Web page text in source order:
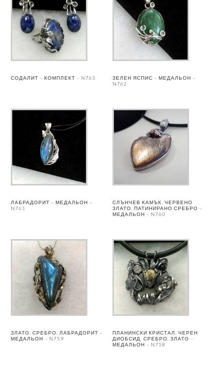
СОДАЛИТ – КОМПЛЕКТ – N763
ЗЕЛЕН ЯСПИС – МЕДАЛЬОН –
N762
ЛАБРАДОРИТ – МЕДАЛЬОН –
N761
СЛЪНЧЕВ КАМЪК, ЧЕРВЕНО
ЗЛАТО, ПАТИНИРАНО СРЕБРО –
МЕДАЛЬОН – N760
ЗЛАТО, СРЕБРО, ЛАБРАДОРИТ –
МЕДАЛЬОН – N759
ПЛАНИНСКИ КРИСТАЛ, ЧЕРЕН
ДИОБСИД, СРЕБРО, ЗЛАТО –
МЕДАЛЬОН – N758